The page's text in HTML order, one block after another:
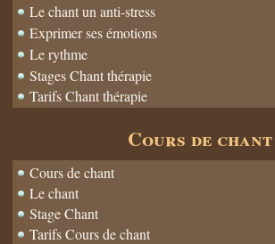
Le chant un anti-stress
Exprimer ses émotions
Le rythme
Stages Chant thérapie
Tarifs Chant thérapie
Cours de chant
Cours de chant
Le chant
Stage Chant
Tarifs Cours de chant